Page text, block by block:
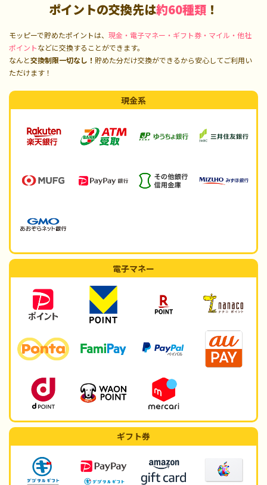
ポイントの交換先は約60種類 ！
モッピーで貯めたポイントは、 現金・電子マネー・ギフト券・マイル・他社
ポイントなどに交換することができます。
なんと交換制限一切なし！ 貯めた分だけ交換ができるから安心してご利用い
ただけます！
現金系
電子マネー
ギフト券